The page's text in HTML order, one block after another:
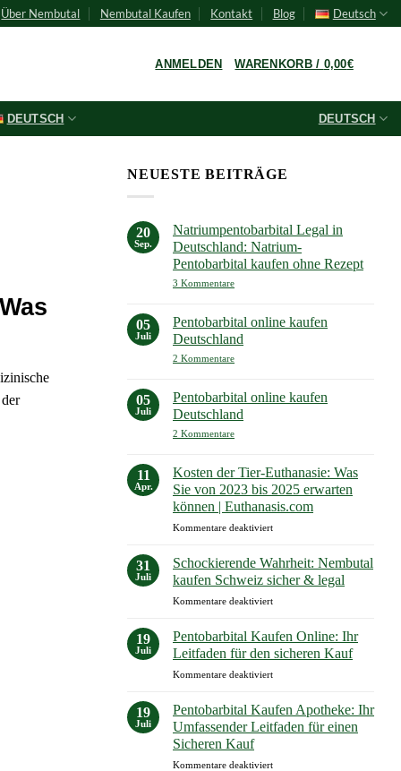
Über Nembutal Nembutal Kaufen Kontakt Blog Deutsch
ANMELDEN WARENKORB / 0,00€
DEUTSCH DEUTSCH
NEUESTE BEITRÄGE
20
Sep.
Natriumpentobarbital Legal in
Deutschland: Natrium-
Pentobarbital kaufen ohne Rezept
3 Kommentarezu
in
Deutschland:
Natrium-
kaufen
05
Juli
Pentobarbital online kaufen
Deutschland
2 Kommentarezu
kaufen
Deutschland
05
Juli
Pentobarbital online kaufen
Deutschland
2 Kommentarezu
kaufen
Deutschland
11
Apr.
Kosten der Tier-Euthanasie: Was
Sie von 2023 bis 2025 erwarten
können | Euthanasis.com
Kommentare deaktiviertfür
der
Tier-
Euthanasie:
Was
von
2023
bis
2025
können
|
31
Juli
Schockierende Wahrheit: Nembutal
kaufen Schweiz sicher & legal
Kommentare deaktiviertfür
Wahrheit:
Nembutal
kaufen
Schweiz
&
legal
19
Juli
Pentobarbital Kaufen Online: Ihr
Leitfaden für den sicheren Kauf
Kommentare deaktiviertfür
Kaufen
Online:
Ihr
für
19
Juli
Pentobarbital Kaufen Apotheke: Ihr
Umfassender Leitfaden für einen
Sicheren Kauf
Kommentare deaktiviertfür